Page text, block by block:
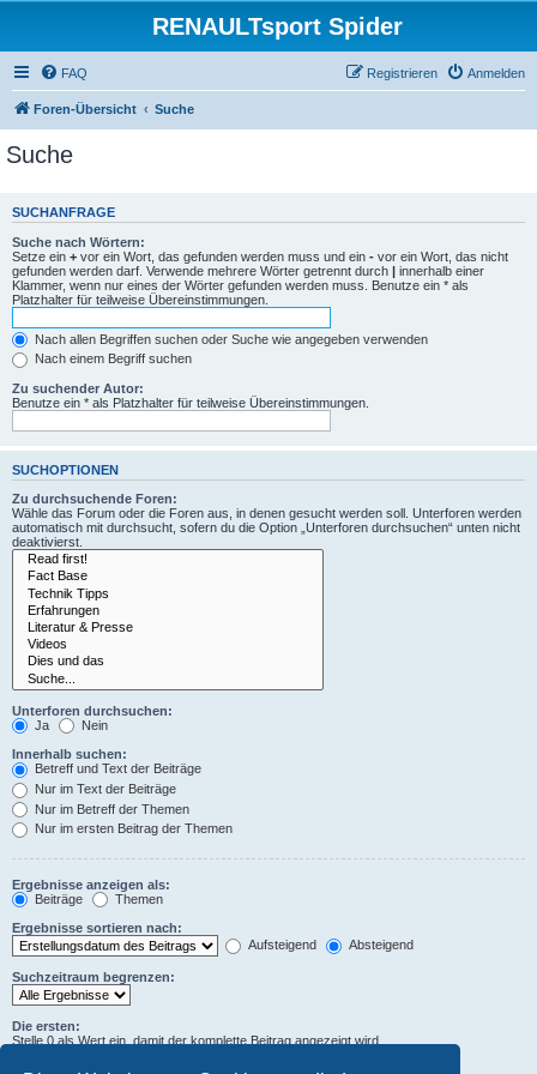
RENAULTsport Spider
FAQ Anmelden
Registrieren
Foren-Übersicht Suche
Suche
SUCHANFRAGE
Suche nach Wörtern:
Setze ein + vor ein Wort, das gefunden werden muss und ein - vor ein Wort, das nicht
gefunden werden darf. Verwende mehrere Wörter getrennt durch | innerhalb einer
Klammer, wenn nur eines der Wörter gefunden werden muss. Benutze ein * als
Platzhalter für teilweise Übereinstimmungen.
Nach allen Begriffen suchen oder Suche wie angegeben verwenden
Nach einem Begriff suchen
Zu suchender Autor:
Benutze ein * als Platzhalter für teilweise Übereinstimmungen.
SUCHOPTIONEN
Zu durchsuchende Foren:
Wähle das Forum oder die Foren aus, in denen gesucht werden soll. Unterforen werden
automatisch mit durchsucht, sofern du die Option „Unterforen durchsuchen“ unten nicht
deaktivierst.
Unterforen durchsuchen:
Ja
Nein
Innerhalb suchen:
Betreff und Text der Beiträge
Nur im Text der Beiträge
Nur im Betreff der Themen
Nur im ersten Beitrag der Themen
Ergebnisse anzeigen als:
Beiträge
Themen
Ergebnisse sortieren nach:
Aufsteigend
Absteigend
Suchzeitraum begrenzen:
Die ersten:
Stelle 0 als Wert ein, damit der komplette Beitrag angezeigt wird.